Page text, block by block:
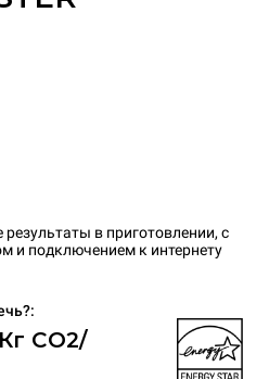
в приготовлении, с
и подключением к интернету
CO2/